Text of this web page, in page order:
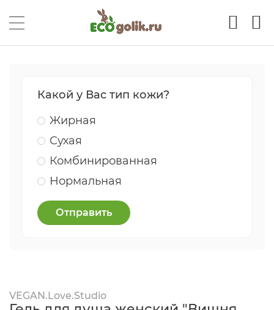
Какой у Вас тип кожи?
Жирная
Сухая
Комбинированная
Нормальная
Отправить
VEGAN.Love.Studio